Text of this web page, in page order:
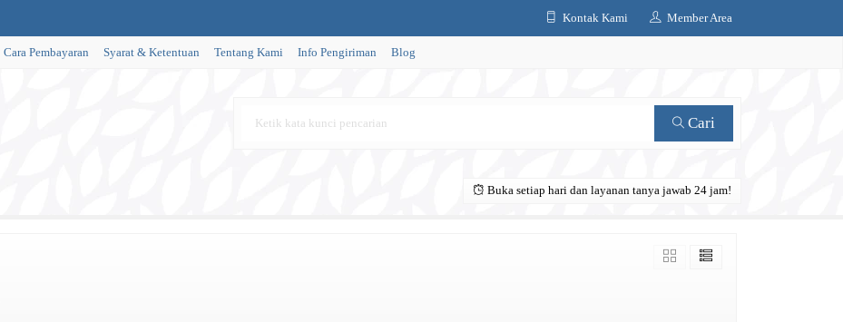
Kontak Kami Member Area
Cara Pembayaran Syarat & Ketentuan Tentang Kami Info Pengiriman Blog
Cari
Buka setiap hari dan layanan tanya jawab 24 jam!